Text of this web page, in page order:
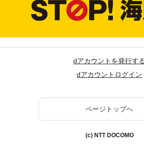
dアカウントを発行する
dアカウントログイン
ページトップへ
(c) NTT DOCOMO